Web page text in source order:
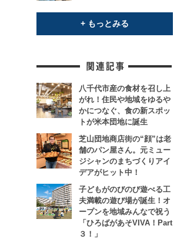
+ もっとみる
八千代市産の食材を召し上
がれ！住民や地域をゆるや
かにつなぐ、食の新スポッ
トが米本団地に誕生
芝山団地商店街の“顔”は老
舗のパン屋さん。元ミュー
ジシャンのまちづくりアイ
デアがヒット中！
子どもがのびのび遊べる工
夫満載の遊び場が誕生！オ
ープンを地域みんなで祝う
「ひろばがあそVIVA！Part
３！」